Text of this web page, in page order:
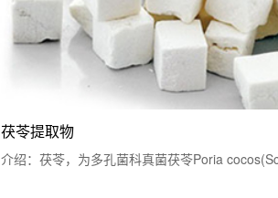
茯苓提取物
介绍：茯苓，为多孔菌科真菌茯苓Poria